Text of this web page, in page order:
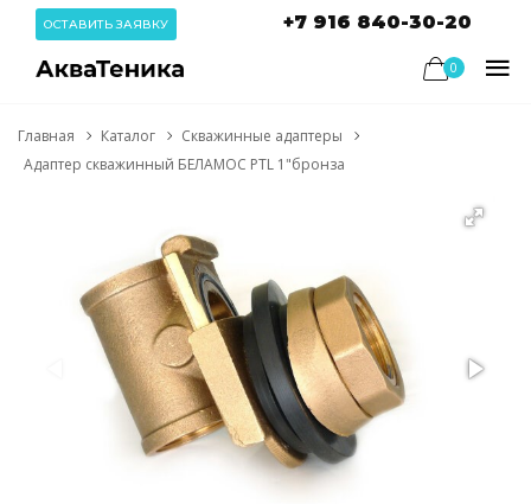
ОСТАВИТЬ ЗАЯВКУ +7 916 840-30-20
0
Главная Каталог
Скважинные адаптеры
Адаптер скважинный БЕЛАМОС PTL 1"бронза